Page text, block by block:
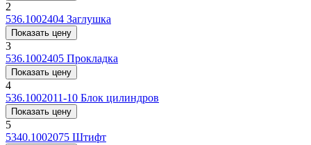
2
536.1002404 Заглушка
Показать цену
3
536.1002405 Прокладка
Показать цену
4
536.1002011-10 Блок цилиндров
Показать цену
5
5340.1002075 Штифт